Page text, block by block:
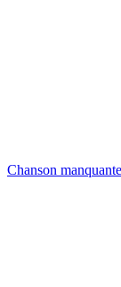
Chanson